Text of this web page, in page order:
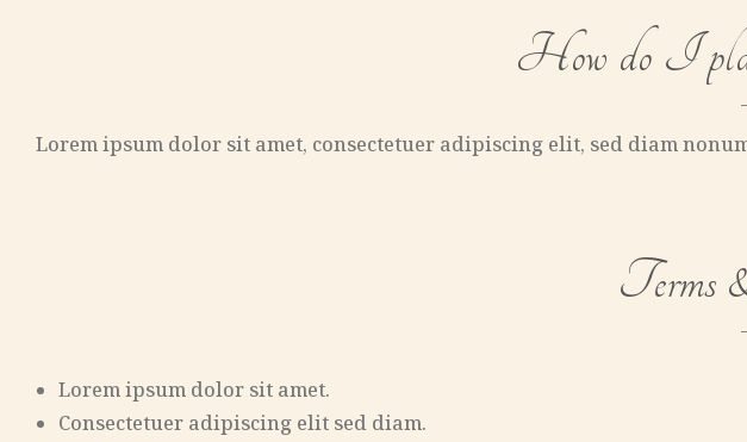
How do I
Lorem ipsum dolor sit amet, consectetuer adipiscing elit, sed diam
Terms
Lorem ipsum dolor sit amet.
Consectetuer adipiscing elit sed diam.